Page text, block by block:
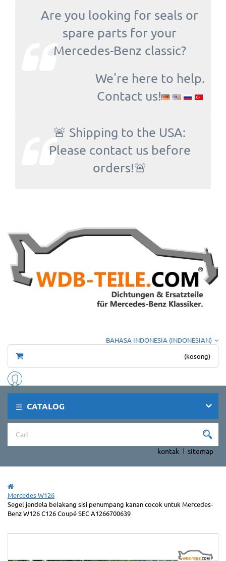
Are you looking for seals or
spare parts for your
Mercedes-Benz classic?
We're here to help.
Contact us!
🚨 Shipping to the USA:
Please contact us before
orders!🚨
BAHASA INDONESIA (INDONESIAN)
(kosong)
CATALOG
kontak sitemap
Mercedes W126
Segel jendela belakang sisi penumpang kanan cocok untuk Mercedes-
Benz W126 C126 Coupé SEC A1266700639